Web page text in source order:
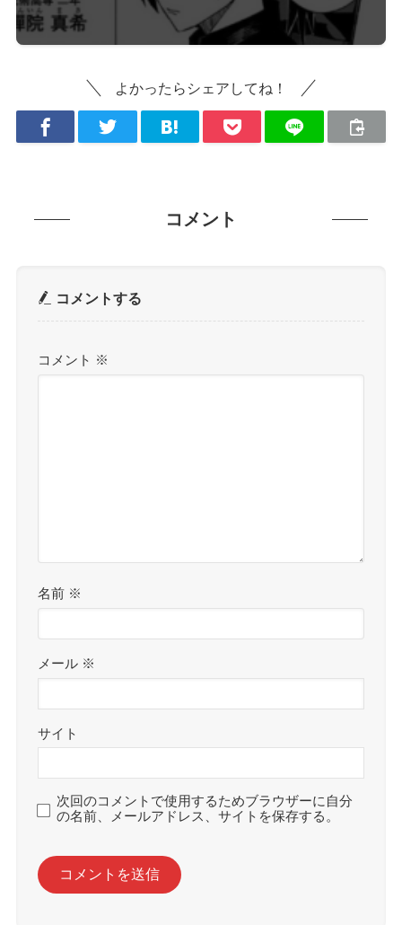
よかったらシェアしてね！
コメント
コメントする
コメント ※
名前 ※
メール ※
サイト
次回のコメントで使用するためブラウザーに自分
の名前、メールアドレス、サイトを保存する。